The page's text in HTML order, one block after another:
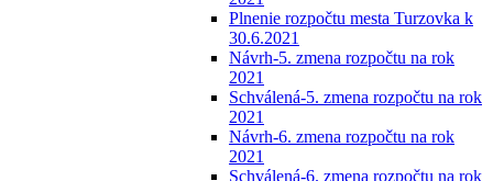
Plnenie rozpočtu mesta Turzovka k
30.6.2021
Návrh-5. zmena rozpočtu na rok
2021
Schválená-5. zmena rozpočtu na rok
2021
Návrh-6. zmena rozpočtu na rok
2021
Schválená-6. zmena rozpočtu na rok